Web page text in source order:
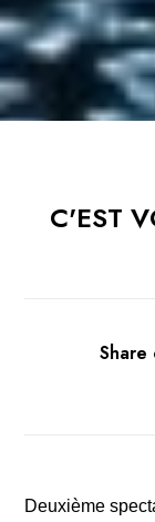
C'EST
Share
Deuxième